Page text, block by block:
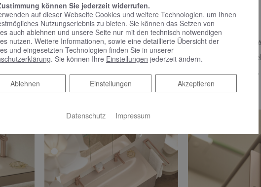
bis zum Accessoire
Konzept der farblichen Einheitlichkeit und Homogenität. Armaturen und
sich nahtlos mit den Badmöbeln und Waschtischen, die in
ein Badezimmerdesign, das Ruhe und Eleganz ausstrahlt – ein
ein durchgängiges Design kreieren.
können Sie jederzeit widerrufen.
auf dieser Webseite Cookies und weitere Technologien, um Ihnen
Nutzungserlebnis zu bieten. Sie können das Setzen von
auch ablehnen und unsere Seite nur mit den technisch notwendigen
nutzen. Weitere Informationen, sowie eine detaillierte Übersicht der
und eingesetzten Technologien finden Sie in unserer
. Sie können Ihre Einstellungen jederzeit ändern.
Akzeptieren
Einstellungen
Ablehnen
Ablehnen
Datenschutz Impressum